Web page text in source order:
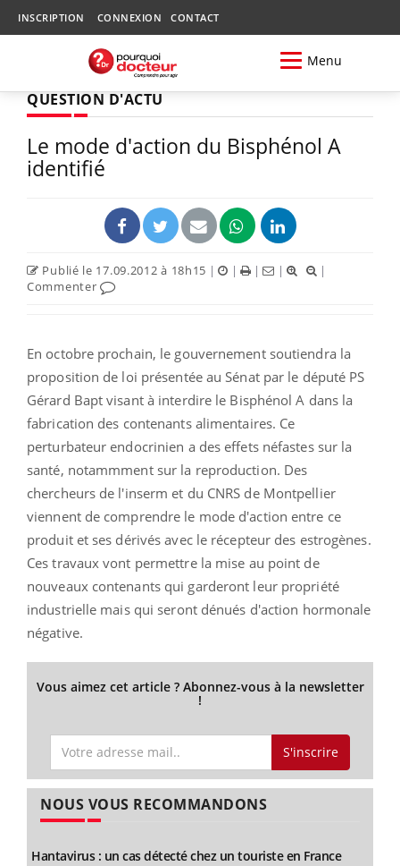
INSCRIPTION CONNEXION CONTACT
Menu
QUESTION D'ACTU
Le mode d'action du Bisphénol A
identifié
Publié le 17.09.2012 à 18h15 | | | |
|
Commenter
En octobre prochain, le gouvernement soutiendra la
proposition de loi présentée au Sénat par le député PS
Gérard Bapt visant à interdire le Bisphénol A dans la
fabrication des contenants alimentaires. Ce
perturbateur endocrinien a des effets néfastes sur la
santé, notammment sur la reproduction. Des
chercheurs de l'inserm et du CNRS de Montpellier
viennent de comprendre le mode d'action entre ce
produit et ses dérivés avec le récepteur des estrogènes.
Ces travaux vont permettre la mise au point de
nouveaux contenants qui garderont leur propriété
industrielle mais qui seront dénués d'action hormonale
négative.
Vous aimez cet article ? Abonnez-vous à la newsletter
!
S'inscrire
NOUS VOUS RECOMMANDONS
Hantavirus : un cas détecté chez un touriste en France